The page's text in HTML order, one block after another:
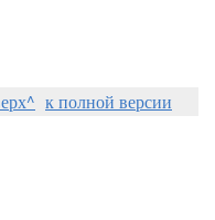
к полной версии